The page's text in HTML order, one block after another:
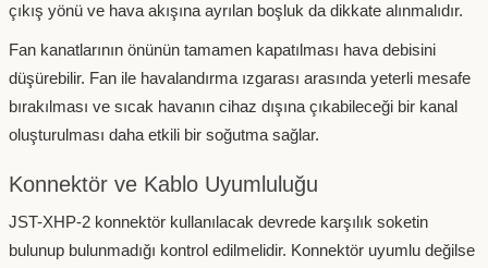
çıkış yönü ve hava akışına ayrılan boşluk da dikkate alınmalıdır.
Fan kanatlarının önünün tamamen kapatılması hava debisini
düşürebilir. Fan ile havalandırma ızgarası arasında yeterli mesafe
bırakılması ve sıcak havanın cihaz dışına çıkabileceği bir kanal
oluşturulması daha etkili bir soğutma sağlar.
Konnektör ve Kablo Uyumluluğu
JST-XHP-2 konnektör kullanılacak devrede karşılık soketin
bulunup bulunmadığı kontrol edilmelidir. Konnektör uyumlu değilse